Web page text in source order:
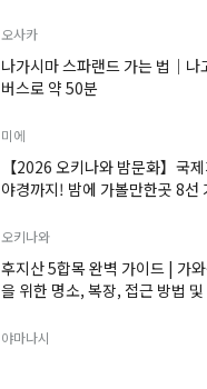
오사카
나가시마 스파랜드 가는 법｜나
버스로 약 50분
미에
【2026 오키나와 밤문화】국
야경까지! 밤에 가볼만한곳 8선
오키나와
후지산 5합목 완벽 가이드 | 가
을 위한 명소, 복장, 접근 방법 및
야마나시